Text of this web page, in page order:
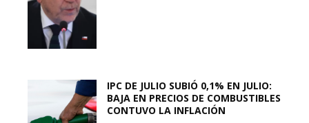
IPC DE JULIO SUBIÓ 0,1% EN JULIO:
BAJA EN PRECIOS DE COMBUSTIBLES
CONTUVO LA INFLACIÓN